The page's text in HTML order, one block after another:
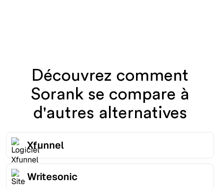
Découvrez comment
Sorank se compare à
d'autres alternatives
Xfunnel
Writesonic